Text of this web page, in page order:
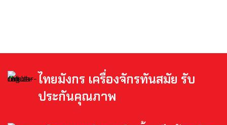
ไทยมังกร เครื่องจักรทันสมัย รับ
ประกันคุณภาพ